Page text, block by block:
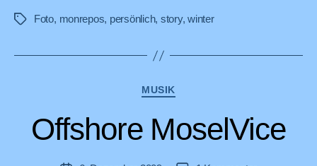
Schlagwörter
Foto, monrepos, persönlich, story,winter
Kategorien
MUSIK
Offshore MoselVice